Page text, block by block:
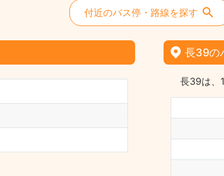
付近のバス停・路線を探す
長39の
長39は、